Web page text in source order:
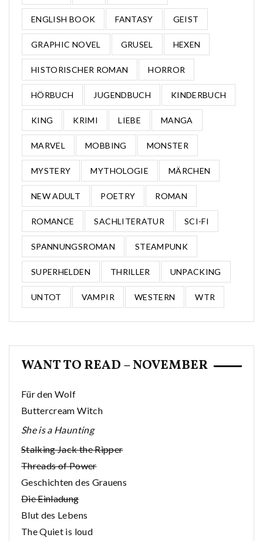
ENGLISH BOOK FANTASY GEIST
GRAPHIC NOVEL GRUSEL HEXEN
HISTORISCHER ROMAN HORROR
HÖRBUCH JUGENDBUCH KINDERBUCH
KING KRIMI LIEBE MANGA
MARVEL MOBBING MONSTER
MYSTERY MYTHOLOGIE MÄRCHEN
NEW ADULT POETRY ROMAN
ROMANCE SACHLITERATUR SCI-FI
SPANNUNGSROMAN STEAMPUNK
SUPERHELDEN THRILLER UNPACKING
UNTOT VAMPIR WESTERN WTR
WANT TO READ – NOVEMBER
Für den Wolf
Buttercream Witch
She is a Haunting
Stalking Jack the Ripper
Threads of Power
Geschichten des Grauens
Die Einladung
Blut des Lebens
The Quiet is loud